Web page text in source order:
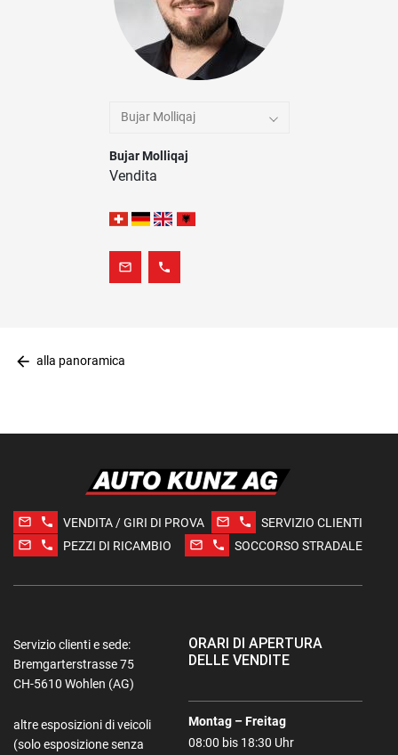
Bujar Molliqaj
Bujar Molliqaj
Vendita
mail_outline phone
arrow_back alla panoramica
mail_outline phone VENDITA / GIRI DI PROVA mail_outline phone
SERVIZIO CLIENTI
mail_outline
phone PEZZI DI RICAMBIO mail_outline phone SOCCORSO STRADALE
Servizio clienti e sede:
Bremgarterstrasse 75
CH-5610 Wohlen (AG)
altre esposizioni di veicoli
(solo esposizione senza
ORARI DI APERTURA
DELLE VENDITE
Montag – Freitag
08:00 bis 18:30 Uhr